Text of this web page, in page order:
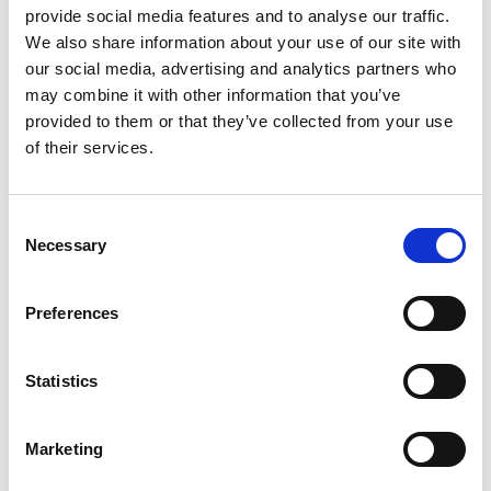
provide social media features and to analyse our traffic.
We also share information about your use of our site with
our social media, advertising and analytics partners who
may combine it with other information that you’ve
provided to them or that they’ve collected from your use
of their services.
Selection
Necessary
Preferences
Statistics
Marketing
Cinq trucs d’expédition à connaître pour